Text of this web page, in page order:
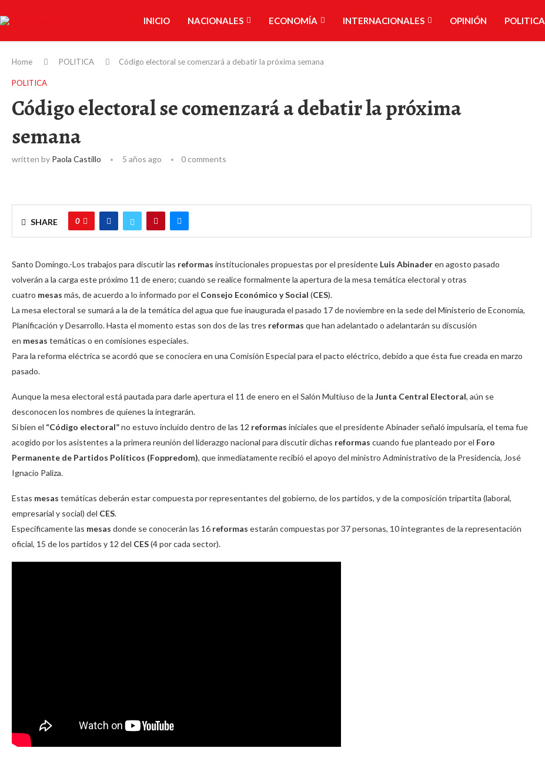
INICIO NACIONALES ECONOMÍA INTERNACIONALES OPINIÓN POLITICA
Home POLITICA Código electoral se comenzará a debatir la próxima semana
POLITICA
Código electoral se comenzará a debatir la próxima
semana
written by Paola Castillo 5 años ago 0 comments
SHARE 0
Santo Domingo.-Los trabajos para discutir las reformas institucionales propuestas por el presidente Luis Abinaderen agosto pasado
volverán a la carga este próximo 11 de enero; cuando se realice formalmente la apertura de la mesa temática electoral y otras
cuatro mesas más, de acuerdo a lo informado por el Consejo Económico y Social (CES).
La mesa electoral se sumará a la de la temática del agua que fue inaugurada el pasado 17 de noviembre en la sede del Ministerio de Economía,
Planificación y Desarrollo. Hasta el momento estas son dos de las tres reformas que han adelantado o adelantarán su discusión
en mesas temáticas o en comisiones especiales.
Para la reforma eléctrica se acordó que se conociera en una Comisión Especial para el pacto eléctrico, debido a que ésta fue creada en marzo
pasado.
Aunque la mesa electoral está pautada para darle apertura el 11 de enero en el Salón Multiuso de la Junta Central Electoral, aún se
desconocen los nombres de quienes la integrarán.
Si bien el “Código electoral”no estuvo incluido dentro de las 12 reformas iniciales que el presidente Abinader señaló impulsaría, el tema fue
acogido por los asistentes a la primera reunión del liderazgo nacional para discutir dichas reformas cuando fue planteado por el Foro
Permanente de Partidos Políticos (Foppredom), que inmediatamente recibió el apoyo del ministro Administrativo de la Presidencia, José
Ignacio Paliza.
Estas mesas temáticas deberán estar compuesta por representantes del gobierno, de los partidos, y de la composición tripartita (laboral,
empresarial y social) del CES.
Específicamente las mesas donde se conocerán las 16 reformas estarán compuestas por 37 personas, 10 integrantes de la representación
oficial, 15 de los partidos y 12 del CES(4 por cada sector).